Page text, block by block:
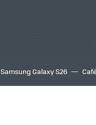
Samsung Galaxy S26 Café